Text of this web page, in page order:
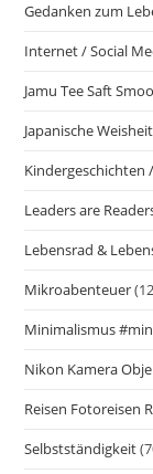
Gedanken zum
Internet / Social
Jamu Tee Saft
Japanische
Kindergeschichten
Leaders are
Lebensrad &
Mikroabenteuer
Minimalismus
Nikon Kamera
Reisen Fotoreisen
Selbstständigkeit